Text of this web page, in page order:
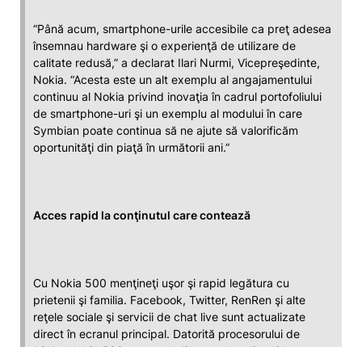
“Până acum, smartphone-urile accesibile ca preţ adesea
însemnau hardware şi o experienţă de utilizare de
calitate redusă,” a declarat Ilari Nurmi, Vicepreşedinte,
Nokia. “Acesta este un alt exemplu al angajamentului
continuu al Nokia privind inovaţia în cadrul portofoliului
de smartphone-uri şi un exemplu al modului în care
Symbian poate continua să ne ajute să valorificăm
oportunităţi din piaţă în următorii ani.”
Acces rapid la conţinutul care contează
Cu Nokia 500 menţineţi uşor şi rapid legătura cu
prietenii şi familia. Facebook, Twitter, RenRen şi alte
reţele sociale şi servicii de chat live sunt actualizate
direct în ecranul principal. Datorită procesorului de